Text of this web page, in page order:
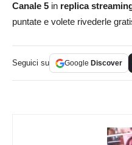
Canale 5 in replica
puntate e volete rivederle
Seguici su Google Discover